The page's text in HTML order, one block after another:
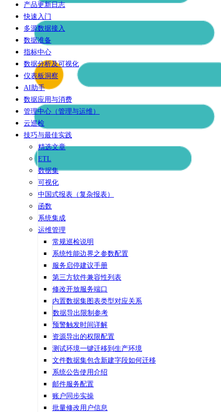
产品更新日志
快速入门
多源数据接入
数据准备
指标中心
数据分析及可视化
仪表板洞察
AI助手
数据应用与消费
管理中心（管理与运维）
云巡检
技巧与最佳实践
精选文章
ETL
数据集
可视化
中国式报表（复杂报表）
函数
系统集成
运维管理
常规巡检说明
系统性能边界之参数配置
服务启停建议手册
第三方软件兼容性列表
修改开放服务端口
内置数据集图表类型对应关系
数据导出限制参考
预警触发时间详解
资源导出的权限配置
测试环境一键迁移到生产环境
文件数据集包含新建字段如何迁移
系统公告使用介绍
邮件服务配置
账户同步实操
批量修改用户信息